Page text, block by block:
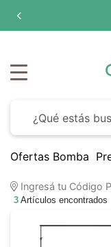
Ofertas Bomba
Ingresá tu Código
3 Artículos encontrados